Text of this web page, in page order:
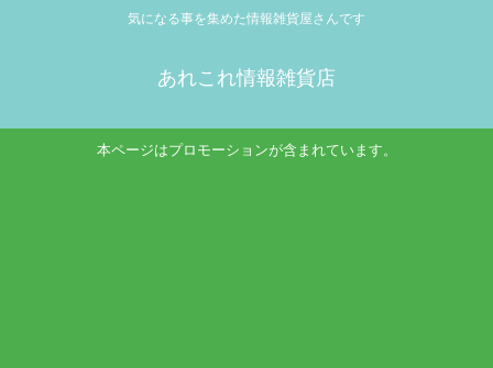
気になる事を集めた情報雑貨屋さんです
あれこれ情報雑貨店
本ページはプロモーションが含まれています。